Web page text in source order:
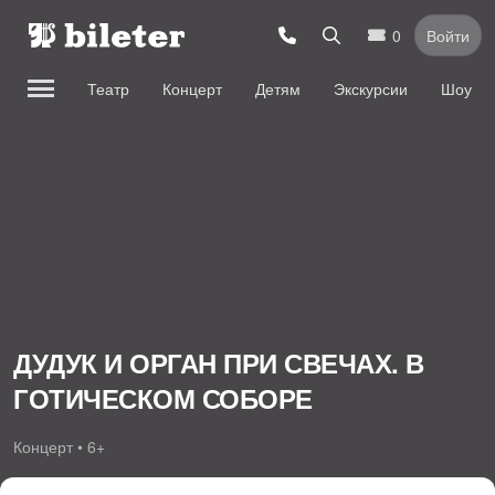
0 Войти
Театр Концерт Детям Экскурсии Шоу
ДУДУК И ОРГАН ПРИ СВЕЧАХ. В
ГОТИЧЕСКОМ СОБОРЕ
Концерт • 6+